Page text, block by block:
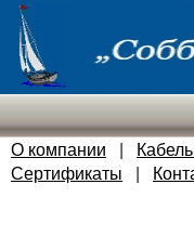
О компании |
Сертификаты |